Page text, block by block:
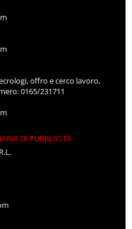
offro e cerco lavoro,
0165/231711
DI PUBBLICITÀ